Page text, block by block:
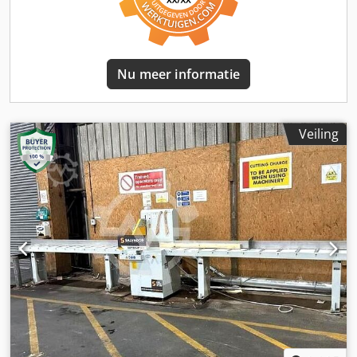
Afmetingen (L x B x H): 11.250 x 800 x 1.600 mm Gewicht:
2.000 kg UITRUSTING Automatisch invoersysteem
Nu meer informatie
Veiling